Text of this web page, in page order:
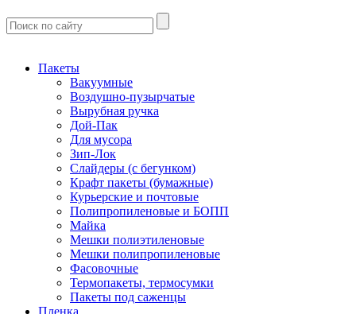
Пакеты
Вакуумные
Воздушно-пузырчатые
Вырубная ручка
Дой-Пак
Для мусора
Зип-Лок
Слайдеры (с бегунком)
Крафт пакеты (бумажные)
Курьерские и почтовые
Полипропиленовые и БОПП
Майка
Мешки полиэтиленовые
Мешки полипропиленовые
Фасовочные
Термопакеты, термосумки
Пакеты под саженцы
Пленка